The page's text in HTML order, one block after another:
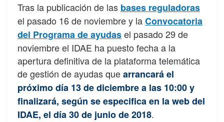
Tras la publicación de las bases reguladoras
el pasado 16 de noviembre y laConvocatoria
del Programa de ayudasel pasado 29 de
noviembre el IDAE ha puesto fecha a la
apertura definitiva de la plataforma telemática
de gestión de ayudas quearrancará el
próximo día 13 de diciembre a las 10:00 y
finalizará, según se especifica en la web del
IDAE, el día 30 de junio de 2018.